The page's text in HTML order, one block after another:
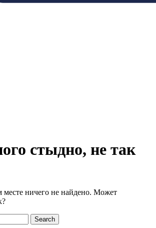
стыдно, не так
месте ничего не найдено. Может
Search